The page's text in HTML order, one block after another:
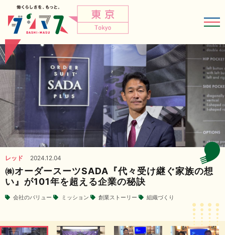
レッド 2024.12.04
㈱オーダースーツSADA『代々受け継ぐ家族の想
い』が101年を超える企業の秘訣
会社のバリュー ミッション 創業ストーリー 組織づくり